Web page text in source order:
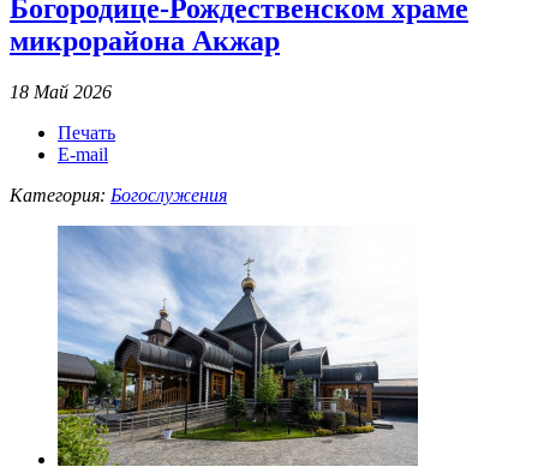
Богородице-Рождественском храме
микрорайона Акжар
18 Май 2026
Печать
E-mail
Категория: Богослужения